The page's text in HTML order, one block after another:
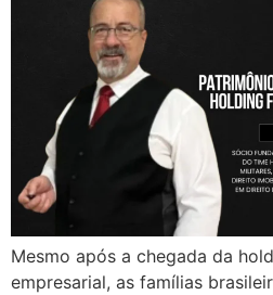
Mesmo após a chegada da
empresarial, as famílias